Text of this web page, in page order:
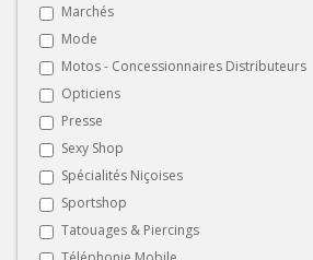
Marchés
Mode
Motos - Concessionnaires Distributeurs
Opticiens
Presse
Sexy Shop
Spécialités Niçoises
Sportshop
Tatouages & Piercings